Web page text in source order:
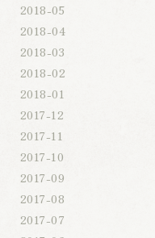
2018-05
2018-04
2018-03
2018-02
2018-01
2017-12
2017-11
2017-10
2017-09
2017-08
2017-07